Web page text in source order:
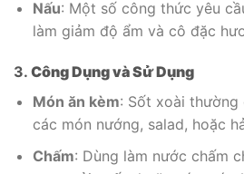
Nấu: Một số công thức yêu
làm giảm độ ẩm và cô đặc
3. Công Dụng và Sử Dụng
Món ăn kèm: Sốt xoài
các món nướng, salad, hoặc
Chấm: Dùng làm nước chấm